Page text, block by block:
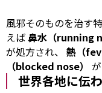
風邪そのものを治す
えば鼻水（running
が処方され、 熱（
（blocked nose）
世界各地に伝